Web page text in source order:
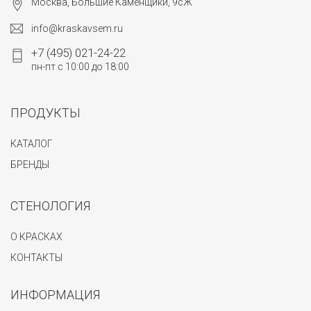
info@kraskavsem.ru
+7 (495) 021-24-22
пн-пт с 10:00 до 18:00
ПРОДУКТЫ
КАТАЛОГ
БРЕНДЫ
СТЕНОЛОГИЯ
О КРАСКАХ
КОНТАКТЫ
ИНФОРМАЦИЯ